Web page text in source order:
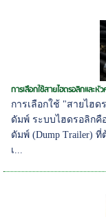
การเลือกใช้สายไฮดรอลิกและ
การเลือกใช้ "สายไฮด
ดัมพ์ ระบบไฮดรอลิกคื
ดัมพ์ (Dump Trailer)
เ...